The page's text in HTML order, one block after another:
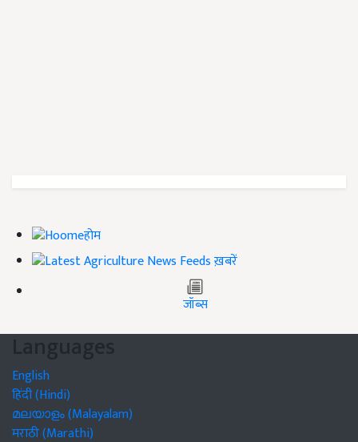
होम
ख़बरें
जॉब्स
Languages
English
हिंदी (Hindi)
മലയാളം (Malayalam)
मराठी (Marathi)